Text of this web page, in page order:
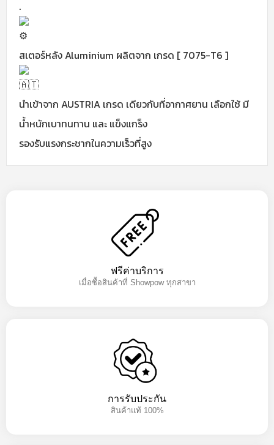
.
สเตอร์หลัง Aluminium ผลิตจาก เกรด [ 7075-T6 ]
นำเข้าจาก AUSTRIA เกรด เดียวกับที่อากาศยาน เลือกใช้ มี
น้ำหนักเบาทนทาน และ แข็งแกร็ง
รองรับแรงกระชากในความเร็วที่สูง
ฟรีค่าบริการ
เมื่อซื้อสินค้าที่ Showpow ทุกสาขา
การรับประกัน
สินค้าแท้ 100%